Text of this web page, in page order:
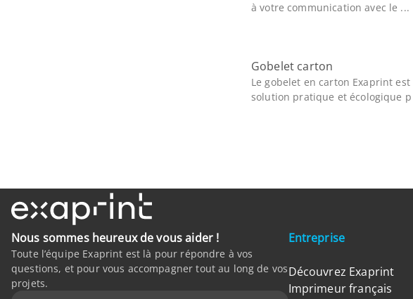
à votre communication avec le ...
Gobelet carton
Le gobelet en carton Exaprint est
solution pratique et écologique p
Nous sommes heureux de vous aider !
Toute l’équipe Exaprint est là pour répondre à vos
questions, et pour vous accompagner tout au long de vos
projets.
Entreprise
Découvrez Exaprint
Imprimeur français